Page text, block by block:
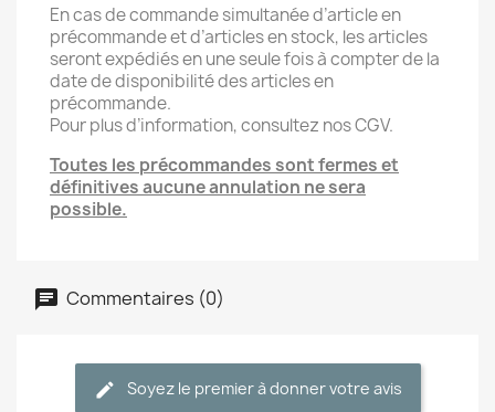
En cas de commande simultanée d’article en
précommande et d’articles en stock, les articles
seront expédiés en une seule fois à compter de la
date de disponibilité des articles en
précommande.
Pour plus d’information, consultez nos CGV.
Toutes les précommandes sont fermes et
définitives aucune annulation ne sera
possible.
Commentaires (0)
Soyez le premier à donner votre avis